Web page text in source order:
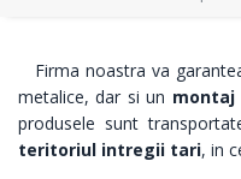
Firma noastra va
metalice, dar si un montaj
produsele sunt
teritoriul intregii tari, in